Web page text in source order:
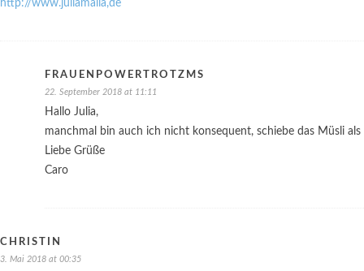
http://www.juliamalia,de
FRAUENPOWERTROTZMS
22. September 2018 at 11:11
Hallo Julia,
manchmal bin auch ich nicht konsequent, schiebe das Müsli als
Liebe Grüße
Caro
CHRISTIN
3. Mai 2018 at 00:35